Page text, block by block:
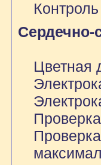
Сердечно-
Цветная